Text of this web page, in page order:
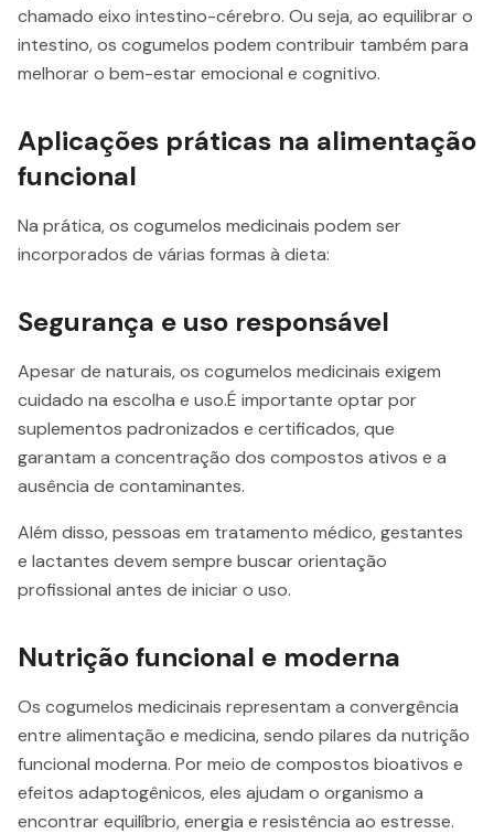
chamado eixo intestino-cérebro. Ou seja, ao equilibrar o
intestino, os cogumelos podem contribuir também para
melhorar o bem-estar emocional e cognitivo.
Aplicações práticas na alimentação
funcional
Na prática, os cogumelos medicinais podem ser
incorporados de várias formas à dieta:
Segurança e uso responsável
Apesar de naturais, os cogumelos medicinais exigem
cuidado na escolha e uso.É importante optar por
suplementos padronizados e certificados, que
garantam a concentração dos compostos ativos e a
ausência de contaminantes.
Além disso, pessoas em tratamento médico, gestantes
e lactantes devem sempre buscar orientação
profissional antes de iniciar o uso.
Nutrição funcional e moderna
Os cogumelos medicinais representam a convergência
entre alimentação e medicina, sendo pilares da nutrição
funcional moderna. Por meio de compostos bioativos e
efeitos adaptogênicos, eles ajudam o organismo a
encontrar equilíbrio, energia e resistência ao estresse.